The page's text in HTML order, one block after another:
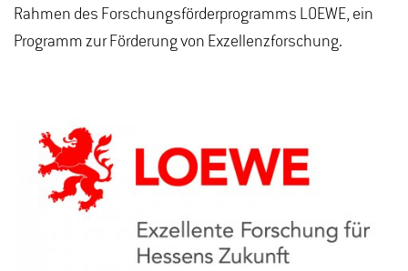
Rahmen des Forschungsförderprogramms LOEWE, ein
Programm zur Förderung von Exzellenzforschung.